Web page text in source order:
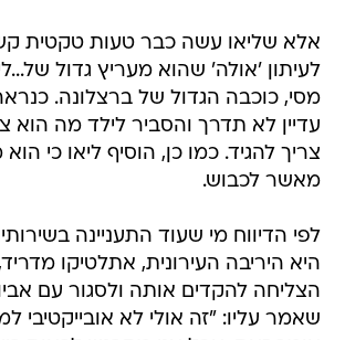
אלא שליאו עשה כבר טעות טקטית
לעיתון 'אולה' שהוא מעריץ גדול
מסי, כוכבה הגדול של ברצלונה.
עדיין לא תדרך והסביר לילד מה הוא
צריך להגיד. כמו כן, הוסיף ליאו כי
מאשר לכבוש.
לפי הדיווח מי שעוד התעניינה
היא היריבה העירונית, אתלטיקו
הצליחה להקדים אותה ולסגור עם
שאמר עליו: "זה אולי לא אובייקטיבי